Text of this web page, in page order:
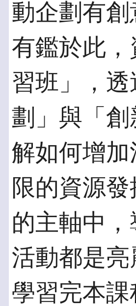
動企劃有
有鑑於此
習班」，
劃」與「
解如何增
限的資源
的主軸中
活動都是
學習完本